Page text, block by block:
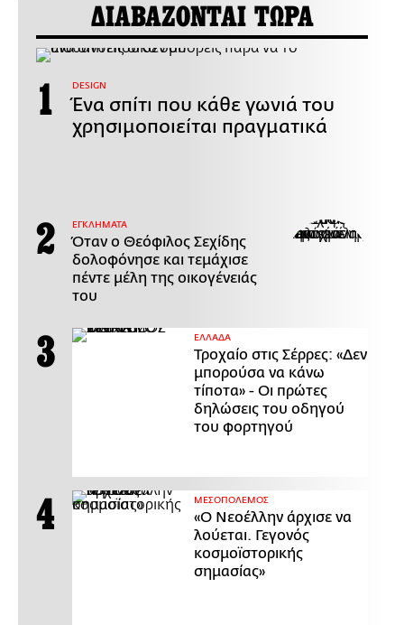
ΔΙΑΒΑΖΟΝΤΑΙ ΤΩΡΑ
DESIGN
Ένα σπίτι που κάθε γωνιά του
χρησιμοποιείται πραγματικά
ΕΓΚΛΗΜΑΤΑ
Όταν ο Θεόφιλος Σεχίδης
δολοφόνησε και τεμάχισε
πέντε μέλη της οικογένειάς
του
ΕΛΛΑΔΑ
Τροχαίο στις Σέρρες: «Δεν
μπορούσα να κάνω
τίποτα» - Οι πρώτες
δηλώσεις του οδηγού
του φορτηγού
ΜΕΣΟΠΟΛΕΜΟΣ
«Ο Νεοέλλην άρχισε να
λούεται. Γεγονός
κοσμοϊστορικής
σημασίας»